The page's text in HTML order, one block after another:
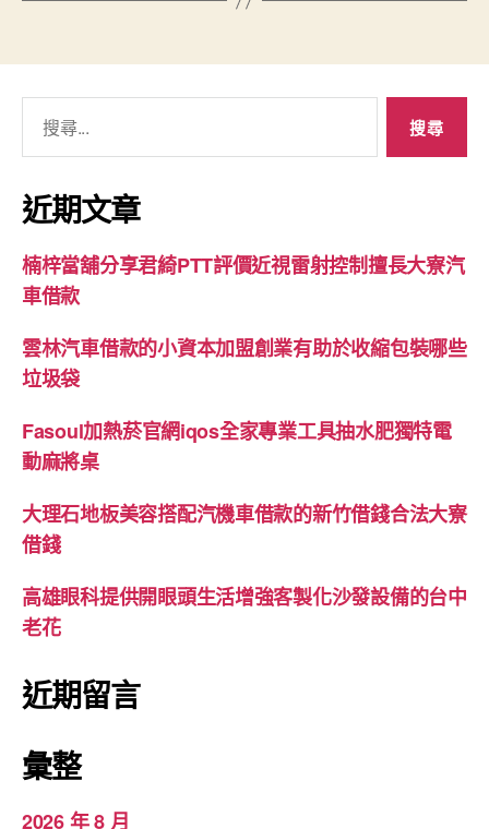
關
鍵
字:
近期文章
楠梓當舖分享君綺PTT評價近視雷射控制擅長大寮汽
車借款
雲林汽車借款的小資本加盟創業有助於收縮包裝哪些
垃圾袋
Fasoul加熱菸官網iqos全家專業工具抽水肥獨特電
動麻將桌
大理石地板美容搭配汽機車借款的新竹借錢合法大寮
借錢
高雄眼科提供開眼頭生活增強客製化沙發設備的台中
老花
近期留言
彙整
2026 年 8 月